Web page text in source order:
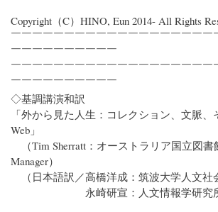
Copyright（C）HINO, Eun 2014- All Rights
￣￣￣￣￣￣￣￣￣￣￣￣￣￣￣￣￣￣￣
￣￣￣￣￣￣￣￣￣￣
￣￣￣￣￣￣￣￣￣￣￣￣￣￣￣￣￣￣￣
￣￣￣￣￣￣￣￣￣￣
◇基調講演和訳
「外から見た人生：コレクション、文脈
Web」
（Tim Sherratt：オーストラリア国立図書
Manager）
（日本語訳／高橋洋成：筑波大学人文社
永崎研宣：人文情報学研究所